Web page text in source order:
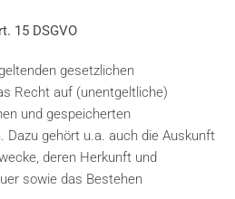
15 DSGVO
gesetzlichen
Recht auf (unentgeltliche)
und gespeicherten
Dazu gehört u.a. auch die Auskunft
deren Herkunft und
sowie das Bestehen